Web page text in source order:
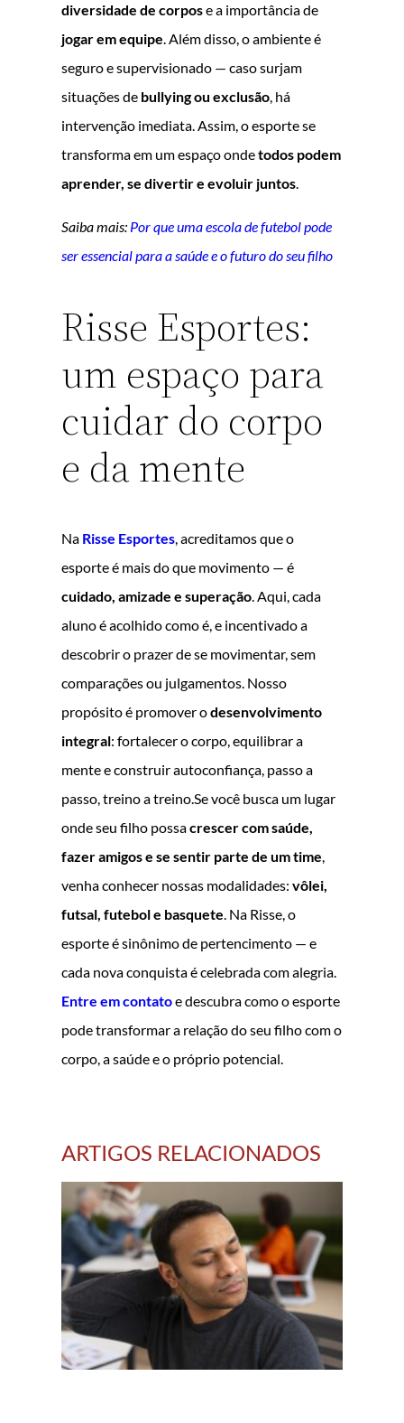
diversidade de corpose a importância de
jogar em equipe. Além disso, o ambiente é
seguro e supervisionado — caso surjam
situações de bullying ou exclusão, há
intervenção imediata. Assim, o esporte se
transforma em um espaço ondetodos podem
aprender, se divertir e evoluir juntos.
Saiba mais: Por que uma escola de futebol pode
ser essencial para a saúde e o futuro do seu filho
Risse Esportes:
um espaço para
cuidar do corpo
e da mente
Na Risse Esportes, acreditamos que o
esporte é mais do que movimento — é
cuidado, amizade e superação. Aqui, cada
aluno é acolhido como é, e incentivado a
descobrir o prazer de se movimentar, sem
comparações ou julgamentos. Nosso
propósito é promover odesenvolvimento
integral: fortalecer o corpo, equilibrar a
mente e construir autoconfiança, passo a
passo, treino a treino.Se você busca um lugar
onde seu filho possacrescer com saúde,
fazer amigos e se sentir parte de um time,
venha conhecer nossas modalidades: vôlei,
futsal, futebol e basquete. Na Risse, o
esporte é sinônimo de pertencimento — e
cada nova conquista é celebrada com alegria.
Entre em contatoe descubra como o esporte
pode transformar a relação do seu filho com o
corpo, a saúde e o próprio potencial.
ARTIGOS RELACIONADOS